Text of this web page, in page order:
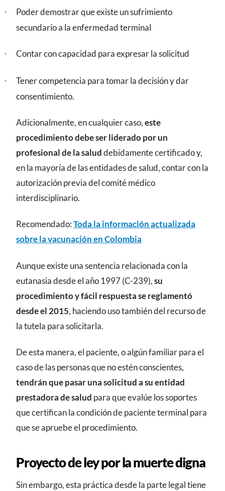
·
Poder demostrar que existe un sufrimiento
secundario a la enfermedad terminal
· Contar con capacidad para expresar la solicitud
·
Tener competencia para tomar la decisión y dar
consentimiento.
Adicionalmente, en cualquier caso,este
procedimiento debe ser liderado por un
profesional de la saluddebidamente certificado y,
en la mayoría de las entidades de salud, contar con la
autorización previa del comité médico
interdisciplinario.
Recomendado:Toda la información actualizada
sobre la vacunación en Colombia
Aunque existe una sentencia relacionada con la
eutanasia desde el año 1997 (C-239),su
procedimiento y fácil respuesta se reglamentó
desde el 2015, haciendo uso también del recurso de
la tutela para solicitarla.
De esta manera, el paciente, o algún familiar para el
caso de las personas que no estén conscientes,
tendrán que pasar una solicitud a su entidad
prestadora de salud para que evalúe los soportes
que certifican la condición de paciente terminal para
que se apruebe el procedimiento.
Proyecto de ley por la muerte digna
Sin embargo, esta práctica desde la parte legal tiene